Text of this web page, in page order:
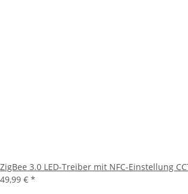
ZigBee 3.0 LED-Treiber mit NFC-Einstellung
49,99 € *